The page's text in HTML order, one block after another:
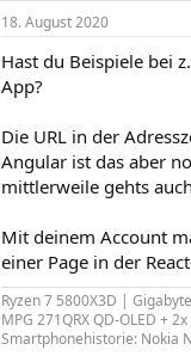
18. August 2020
Hast du Beispiele bei
App?
Die URL in der
Angular ist das aber
mittlerweile gehts
Mit deinem Account
einer Page in der
Ryzen 7 5800X3D |
MPG 271QRX QD-OLED +
Smartphonehistorie: Nokia